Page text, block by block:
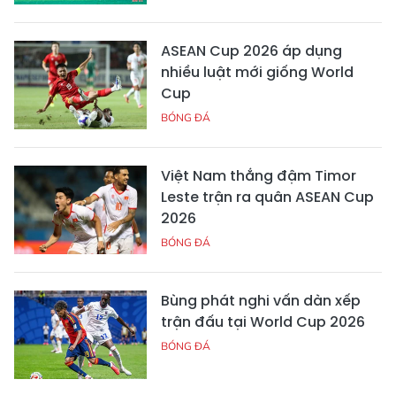
ASEAN Cup 2026 áp dụng
nhiều luật mới giống World
Cup
BÓNG ĐÁ
Việt Nam thắng đậm Timor
Leste trận ra quân ASEAN Cup
2026
BÓNG ĐÁ
Bùng phát nghi vấn dàn xếp
trận đấu tại World Cup 2026
BÓNG ĐÁ